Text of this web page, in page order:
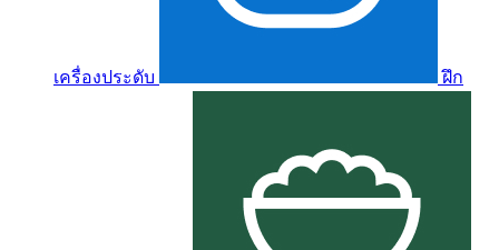
เครื่องประดับ ฝึก